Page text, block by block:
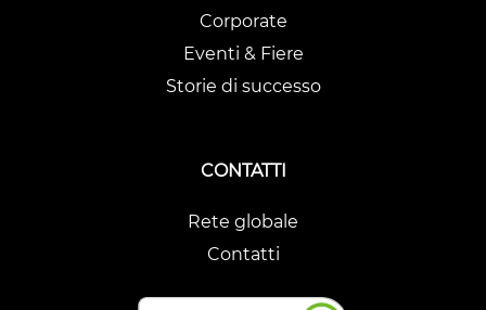
Corporate
Eventi & Fiere
Storie di successo
CONTATTI
Rete globale
Contatti